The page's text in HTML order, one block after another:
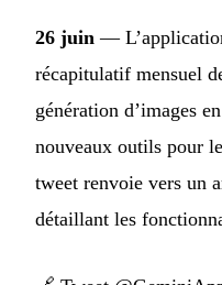
26 juin —
récapitulatif mensuel
génération d’images
nouveaux outils pour
tweet renvoie vers un
détaillant les